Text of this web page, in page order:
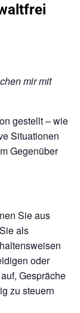
mir mit
gestellt – wie
Situationen
Gegenüber
Sie aus
als
oder
Gespräche
zu steuern